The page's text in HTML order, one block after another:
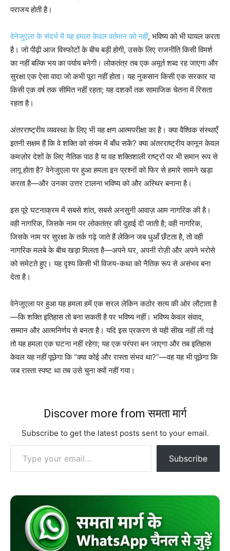
पराजय होती है।
वेनेजुएला के संदर्भ में यह हमला केवल वर्तमान को नहीं, भविष्य को भी घायल करता
है। जो पीढ़ी आज विस्फोटों के बीच बड़ी होगी, उसके लिए राजनीति किसी विमर्श
का नहीं बल्कि भय का पर्याय बनेगी। लोकतंत्र तब एक अमूर्त शब्द रह जाएगा और
सुरक्षा एक ऐसा वादा जो कभी पूरा नहीं होता। यह नुकसान किसी एक सरकार या
किसी एक वर्ष तक सीमित नहीं रहता; यह दशकों तक सामाजिक चेतना में रिसता
रहता है।
अंतरराष्ट्रीय व्यवस्था के लिए भी यह क्षण आत्मपरीक्षा का है। क्या वैश्विक संस्थाएँ
इतनी सक्षम हैं कि वे शक्ति को संयम में बाँध सकें? क्या अंतरराष्ट्रीय कानून केवल
कमज़ोर देशों के लिए नैतिक पाठ है या वह शक्तिशाली राष्ट्रों पर भी समान रूप से
लागू होता है? वेनेजुएला पर हुआ हमला इन प्रश्नों को फिर से हमारे सामने खड़ा
करता है—और उनका उत्तर टालना भविष्य को और अस्थिर बनाना है।
इस पूरे घटनाक्रम में सबसे शांत, सबसे अनसुनी आवाज़ आम नागरिक की है।
वही नागरिक, जिसके नाम पर लोकतंत्र की दुहाई दी जाती है; वही नागरिक,
जिसके नाम पर सुरक्षा के तर्क गढ़े जाते हैं लेकिन जब धुआँ छँटता है, तो वही
नागरिक मलबे के बीच खड़ा मिलता है—अपने घर, अपनी रोज़ी और अपने भरोसे
को समेटते हुए। यह दृश्य किसी भी विजय-कथा को नैतिक रूप से असंभव बना
देता है।
वेनेजुएला पर हुआ यह हमला हमें एक सरल लेकिन कठोर सत्य की ओर लौटाता है
—कि शक्ति इतिहास तो बना सकती है पर भविष्य नहीं। भविष्य केवल संवाद,
सम्मान और आत्मनिर्णय से बनता है। यदि इस प्रकरण से यही सीख नहीं ली गई
तो यह हमला एक घटना नहीं रहेगा; यह एक परंपरा बन जाएगा और तब इतिहास
केवल यह नहीं पूछेगा कि “क्या कोई और रास्ता संभव था?”—वह यह भी पूछेगा कि
जब रास्ता स्पष्ट था तब उसे चुना क्यों नहीं गया।
Discover more from समता मार्ग
Subscribe to get the latest posts sent to your email.
Type your email…
Subscribe